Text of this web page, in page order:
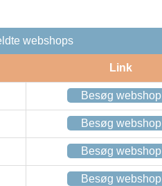
webshops
Link
Besøg webshop
Besøg webshop
Besøg webshop
Besøg webshop